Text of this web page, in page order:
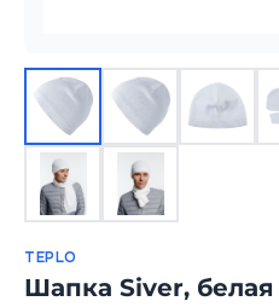
TEPLO
Шапка Siver, белая